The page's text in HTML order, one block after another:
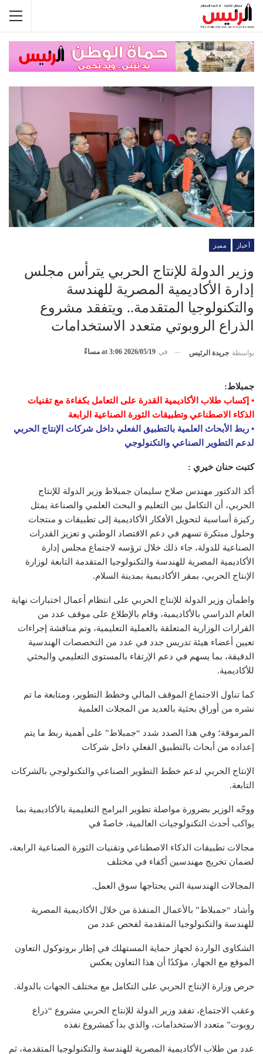
أخبار مميز
وزير الدولة للإنتاج الحربي يترأس مجلس
إدارة الأكاديمية المصرية للهندسة
والتكنولوجيا المتقدمة.. ويتفقد مشروع
الذراع الروبوتي متعدد الاستخدامات
بواسطة جريدة الرئيس في 2026/05/19 at 3:06 مساءً
جمبلاط:
• إكساب طلاب الأكاديمية القدرة على التعامل بكفاءة مع تقنيات
الذكاء الاصطناعي وتطبيقات الثورة الصناعية الرابعة
• ربط الأبحاث العلمية بالتطبيق الفعلي داخل شركات الإنتاج الحربي
لدعم التطوير الصناعي والتكنولوجي
كتبت حنان خيري :
أكد الدكتور مهندس صلاح سليمان جمبلاط وزير الدولة للإنتاج
الحربي، أن التكامل بين التعليم و البحث العلمي والصناعة يمثل
ركيزة أساسية لتحويل الأفكار الأكاديمية إلى تطبيقات و منتجات
وحلول مبتكرة تسهم في دعم الاقتصاد الوطني و تعزيز القدرات
الصناعية للدولة، جاء ذلك خلال ترؤسه لاجتماع مجلس إدارة
الأكاديمية المصرية للهندسة والتكنولوجيا المتقدمة التابعة لوزارة
الإنتاج الحربي، بمقر الأكاديمية بمدينة السلام.
واطمأن وزير الدولة للإنتاج الحربي على انتظام أعمال اختبارات نهاية
العام الدراسي بالأكاديمية، وقام بالإطلاع على موقف عدد من
القرارات الوزارية المتعلقة بالعملية التعليمية، وتم مناقشة إجراءات
تعيين أعضاء هيئة تدريس جدد في عدد من التخصصات الهندسية
الدقيقة، بما يسهم في دعم الإرتقاء بالمستوى التعليمي والبحثي
للأكاديمية.
كما تناول الاجتماع الموقف المالي وخطط التطوير، ومتابعة ما تم
نشره من أوراق بحثية بالعديد من المجلات العلمية
المرموقة؛ وفي هذا الصدد شدد “جمبلاط” على أهمية ربط ما يتم
إعداده من أبحاث بالتطبيق الفعلي داخل شركات
الإنتاج الحربي لدعم خطط التطوير الصناعي والتكنولوجي بالشركات
التابعة.
ووجّه الوزير بضرورة مواصلة تطوير البرامج التعليمية بالأكاديمية بما
يواكب أحدث التكنولوجيات العالمية، خاصةً في
مجالات تطبيقات الذكاء الاصطناعي وتقنيات الثورة الصناعية الرابعة،
لضمان تخريج مهندسين أكفاء في مختلف
المجالات الهندسية التي يحتاجها سوق العمل.
وأشاد “جمبلاط” بالأعمال المنفذة من خلال الأكاديمية المصرية
للهندسة والتكنولوجيا المتقدمة لفحص عدد من
الشكاوى الواردة لجهاز حماية المستهلك في إطار بروتوكول التعاون
الموقع مع الجهاز، مؤكدًا أن هذا التعاون يعكس
حرص وزارة الإنتاج الحربي على التكامل مع مختلف الجهات بالدولة.
وعقب الاجتماع، تفقد وزير الدولة للإنتاج الحربي مشروع “ذراع
روبوت” متعدد الاستخدامات، والذي بدأ كمشروع نفذه
عدد من طلاب الأكاديمية المصرية للهندسة والتكنولوجيا المتقدمة، ثم